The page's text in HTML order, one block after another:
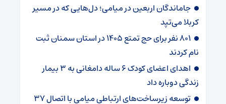
جاماندگان اربعین در میامی؛ دل‌هایی که در مسیر
کربلا می‌تپد
۸۰۱ نفر برای حج تمتع ۱۴۰۵ در استان سمنان ثبت
نام کردند
اهدای اعضای کودک ۶ ساله دامغانی به ۳ بیمار
زندگی دوباره داد
توسعه زیرساخت‌های ارتباطی میامی با اتصال ۳۷